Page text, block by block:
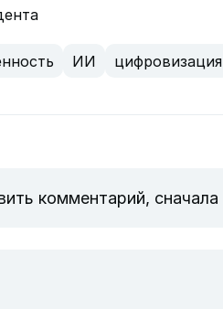
ИИ цифровизация
комментарий, сначала